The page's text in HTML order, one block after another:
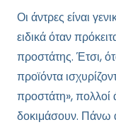
Οι άντρες είναι
ειδικά όταν
προστάτης. Έτσι,
προϊόντα
προστάτη», πολλοί
δοκιμάσουν. Πάνω